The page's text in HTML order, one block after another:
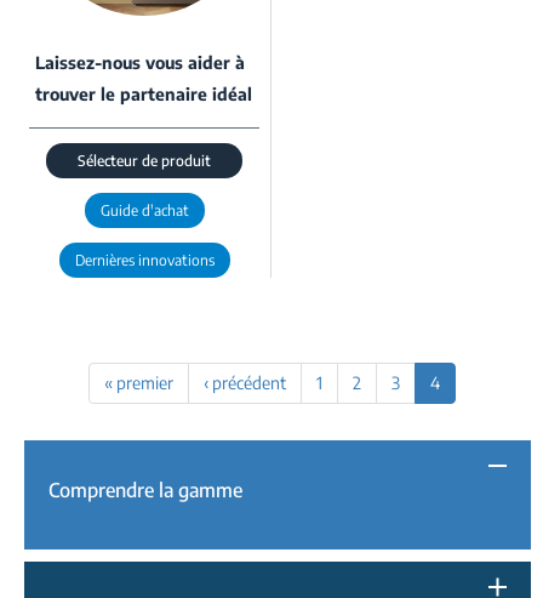
Laissez-nous vous aider à
trouver le partenaire idéal
Sélecteur de produit
Guide d'achat
Dernières innovations
« premier ‹ précédent 1 2 3 4
Comprendre la gamme